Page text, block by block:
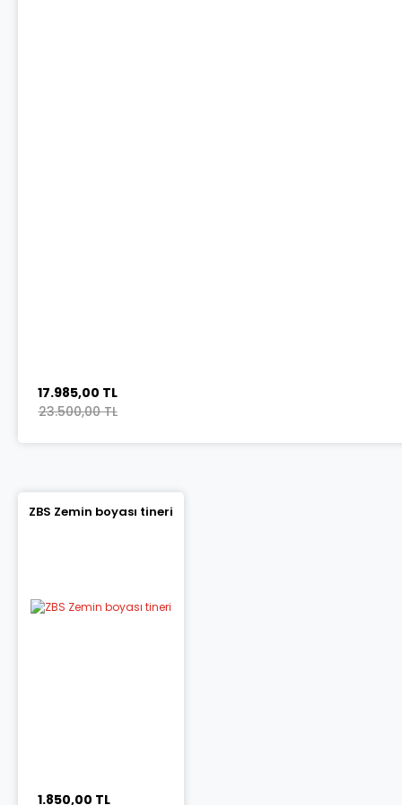
17.985,00 TL
23.500,00 TL
ZBS Zemin boyası tineri
1.850,00 TL